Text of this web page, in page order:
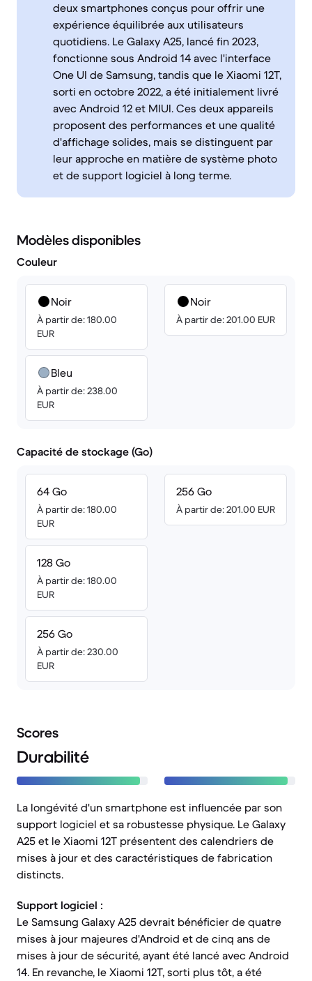
deux smartphones conçus pour offrir une
expérience équilibrée aux utilisateurs
quotidiens. Le Galaxy A25, lancé fin 2023,
fonctionne sous Android 14 avec l'interface
One UI de Samsung, tandis que le Xiaomi 12T,
sorti en octobre 2022, a été initialement livré
avec Android 12 et MIUI. Ces deux appareils
proposent des performances et une qualité
d'affichage solides, mais se distinguent par
leur approche en matière de système photo
et de support logiciel à long terme.
Modèles disponibles
Couleur
Noir
À partir de: 180.00
EUR
Bleu
À partir de: 238.00
EUR
Noir
À partir de: 201.00 EUR
Capacité de stockage (Go)
64 Go
À partir de: 180.00
EUR
128 Go
À partir de: 180.00
EUR
256 Go
À partir de: 230.00
EUR
256 Go
À partir de: 201.00 EUR
Scores
Durabilité
La longévité d'un smartphone est influencée par son
support logiciel et sa robustesse physique. Le Galaxy
A25 et le Xiaomi 12T présentent des calendriers de
mises à jour et des caractéristiques de fabrication
distincts.
Support logiciel :
Le Samsung Galaxy A25 devrait bénéficier de quatre
mises à jour majeures d'Android et de cinq ans de
mises à jour de sécurité, ayant été lancé avec Android
14. En revanche, le Xiaomi 12T, sorti plus tôt, a été